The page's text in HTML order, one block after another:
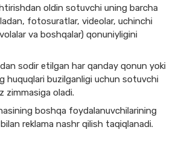
oldin sotuvchi uning barcha
fotosuratlar, videolar, uchinchi
va boshqalar) qonuniyligini
sodir etilgan har qanday qonun yoki
huquqlari buzilganligi uchun sotuvchi
zimmasiga oladi.
boshqa foydalanuvchilarining
reklama nashr qilish taqiqlanadi.